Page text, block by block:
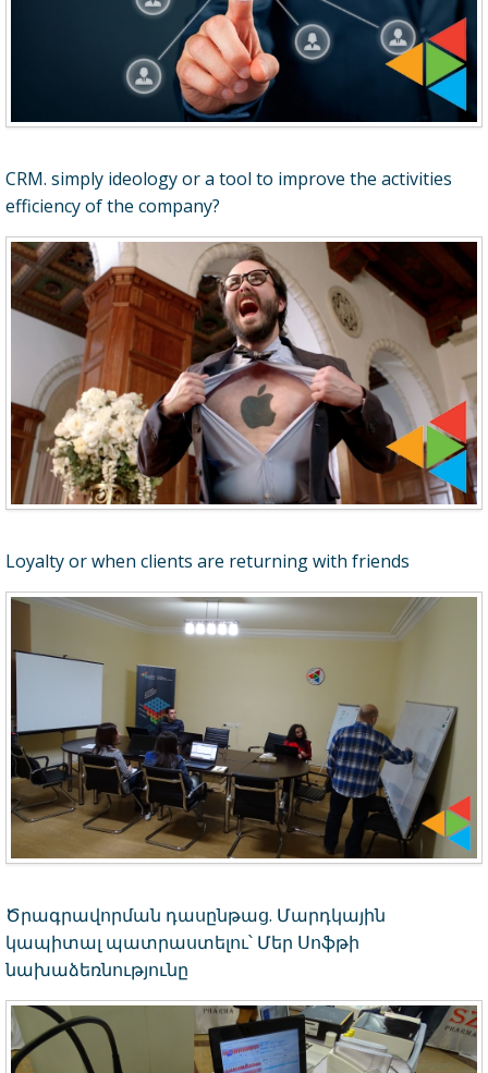
CRM. simply ideology or a tool to improve the activities
efficiency of the company?
Loyalty or when clients are returning with friends
Ծրագրավորման դասընթաց. Մարդկային
կապիտալ պատրաստելու՝ Մեր Սոֆթի
նախաձեռնությունը